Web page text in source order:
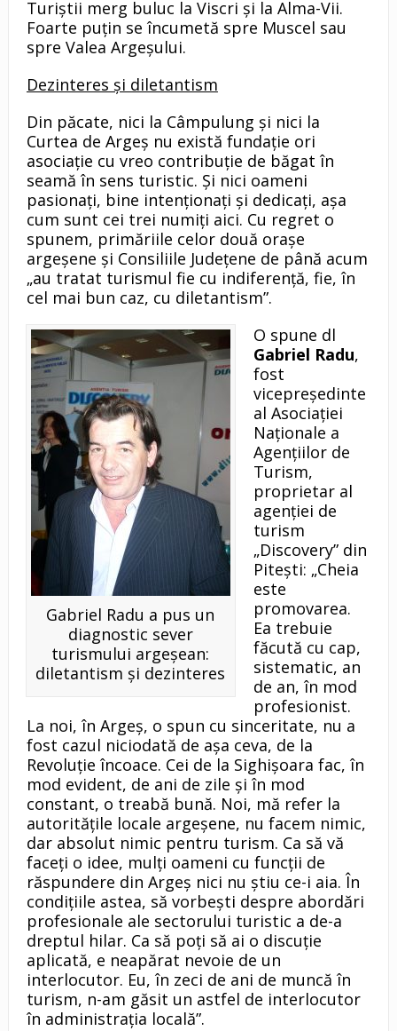
Turiştii merg buluc la Viscri şi la Alma-Vii.
Foarte puţin se încumetă spre Muscel sau
spre Valea Argeşului.
Dezinteres şi diletantism
Din păcate, nici la Câmpulung şi nici la
Curtea de Argeş nu există fundaţie ori
asociaţie cu vreo contribuţie de băgat în
seamă în sens turistic. Şi nici oameni
pasionaţi, bine intenţionaţi şi dedicaţi, aşa
cum sunt cei trei numiţi aici. Cu regret o
spunem, primăriile celor două oraşe
argeşene şi Consiliile Judeţene de până acum
„au tratat turismul fie cu indiferenţă, fie, în
cel mai bun caz, cu diletantism”.
Gabriel Radu a pus un
diagnostic sever
turismului argeşean:
diletantism şi dezinteres
O spune dl
Gabriel Radu,
fost
vicepreşedinte
al Asociaţiei
Naţionale a
Agenţiilor de
Turism,
proprietar al
agenţiei de
turism
„Discovery” din
Piteşti: „Cheia
este
promovarea.
Ea trebuie
făcută cu cap,
sistematic, an
de an, în mod
profesionist.
La noi, în Argeş, o spun cu sinceritate, nu a
fost cazul niciodată de aşa ceva, de la
Revoluţie încoace. Cei de la Sighişoara fac, în
mod evident, de ani de zile şi în mod
constant, o treabă bună. Noi, mă refer la
autorităţile locale argeşene, nu facem nimic,
dar absolut nimic pentru turism. Ca să vă
faceţi o idee, mulţi oameni cu funcţii de
răspundere din Argeş nici nu ştiu ce-i aia. În
condiţiile astea, să vorbeşti despre abordări
profesionale ale sectorului turistic a de-a
dreptul hilar. Ca să poţi să ai o discuţie
aplicată, e neapărat nevoie de un
interlocutor. Eu, în zeci de ani de muncă în
turism, n-am găsit un astfel de interlocutor
în administraţia locală”.